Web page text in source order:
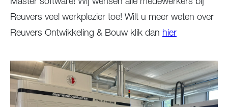
Reuvers veel werkplezier toe! Wilt u meer weten over
Reuvers Ontwikkeling & Bouw klik dan hier